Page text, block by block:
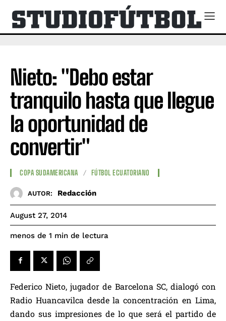
Nieto: "Debo estar
tranquilo hasta que llegue
la oportunidad de
convertir"
COPA SUDAMERICANA FÚTBOL ECUATORIANO
AUTOR: Redacción
August 27, 2014
menos de 1 min de lectura
Federico Nieto, jugador de Barcelona SC, dialogó con
Radio Huancavilca desde la concentración en Lima,
dando sus impresiones de lo que será el partido de